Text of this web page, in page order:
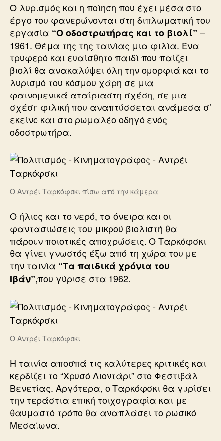
Ο λυρισμός και η ποίηση που έχει μέσα στο
έργο του φανερώνονται στη διπλωματική του
εργασία “Ο οδοστρωτήρας και το βιολί” –
1961. Θέμα της της ταινίας μια φιλία. Ένα
τρυφερό και ευαίσθητο παιδί που παίζει
βιολί θα ανακαλύψει όλη την ομορφιά και το
λυρισμό του κόσμου χάρη σε μια
φαινομενικά αταίριαστη σχέση, σε μια
σχέση φιλική που αναπτύσσεται ανάμεσα σ’
εκείνο και στο ρωμαλέο οδηγό ενός
οδοστρωτήρα.
Ο Αντρέι Ταρκόφσκι πίσω από την κάμερα
Ο ήλιος και το νερό, τα όνειρα και οι
φαντασιώσεις του μικρού βιολιστή θα
πάρουν ποιοτικές αποχρώσεις. Ο Ταρκόφσκι
θα γίνει γνωστός έξω από τη χώρα του με
την ταινία “Τα παιδικά χρόνια του
Ιβάν”,που γύρισε στα 1962.
Ο Αντρέι Ταρκόφσκι
Η ταινία αποσπά τις καλύτερες κριτικές και
κερδίζει το “Χρυσό Λιοντάρι” στο Φεστιβάλ
Βενετίας. Αργότερα, ο Ταρκόφσκι θα γυρίσει
την τεράστια επική τοιχογραφία και με
θαυμαστό τρόπο θα αναπλάσει το ρωσικό
Μεσαίωνα.